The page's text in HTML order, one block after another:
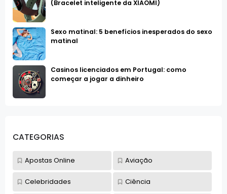
(Bracelet inteligente da XIAOMI)
Sexo matinal: 5 benefícios inesperados do sexo
matinal
Casinos licenciados em Portugal: como
começar a jogar a dinheiro
CATEGORIAS
Apostas Online Aviação
Celebridades Ciência